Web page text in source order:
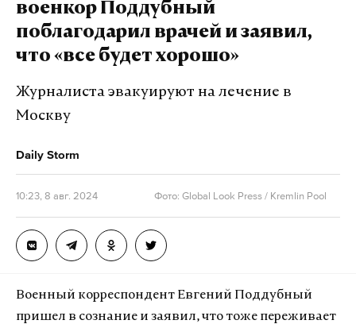
военкор Поддубный
поблагодарил врачей и заявил,
что «все будет хорошо»
Журналиста эвакуируют на лечение в
Москву
Daily Storm
10:23, 8 авг. 2024 Фото: Global Look Press / Kremlin Pool
Военный корреспондент Евгений Поддубный
пришел в сознание и заявил, что тоже переживает